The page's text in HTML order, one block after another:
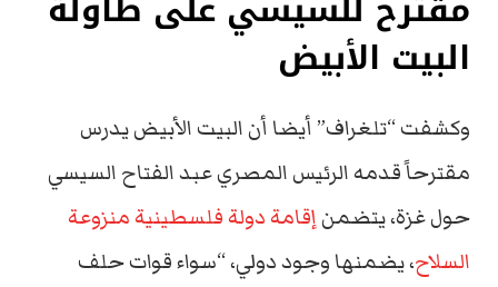
البيت الأبيض
وكشفت “تلغراف” أيضا أن البيت الأبيض يدرس
مقترحاً قدمه الرئيس المصري عبد الفتاح السيسي
حول غزة، يتضمنإقامة دولة فلسطينية منزوعة
السلاح، يضمنها وجود دولي، “سواء قوات حلف